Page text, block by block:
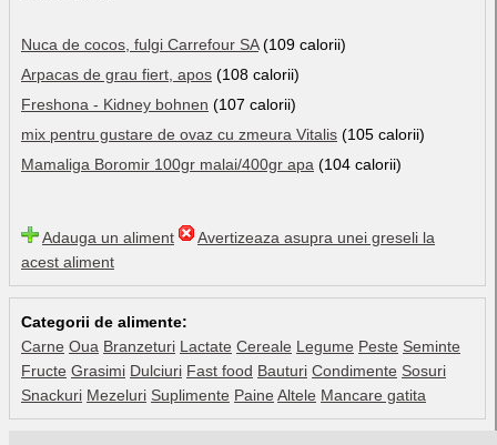
Nuca de cocos, fulgi Carrefour SA(109 calorii)
Arpacas de grau fiert, apos (108 calorii)
Freshona - Kidney bohnen (107 calorii)
mix pentru gustare de ovaz cu zmeura Vitalis (105 calorii)
Mamaliga Boromir 100gr malai/400gr apa (104 calorii)
Adauga un aliment
Avertizeaza asupra unei greseli la
acest aliment
Categorii de alimente:
Carne Oua Branzeturi Lactate Cereale Legume Peste Seminte
Fructe Grasimi Dulciuri Fast food Bauturi Condimente Sosuri
Snackuri Mezeluri Suplimente Paine Altele Mancare gatita